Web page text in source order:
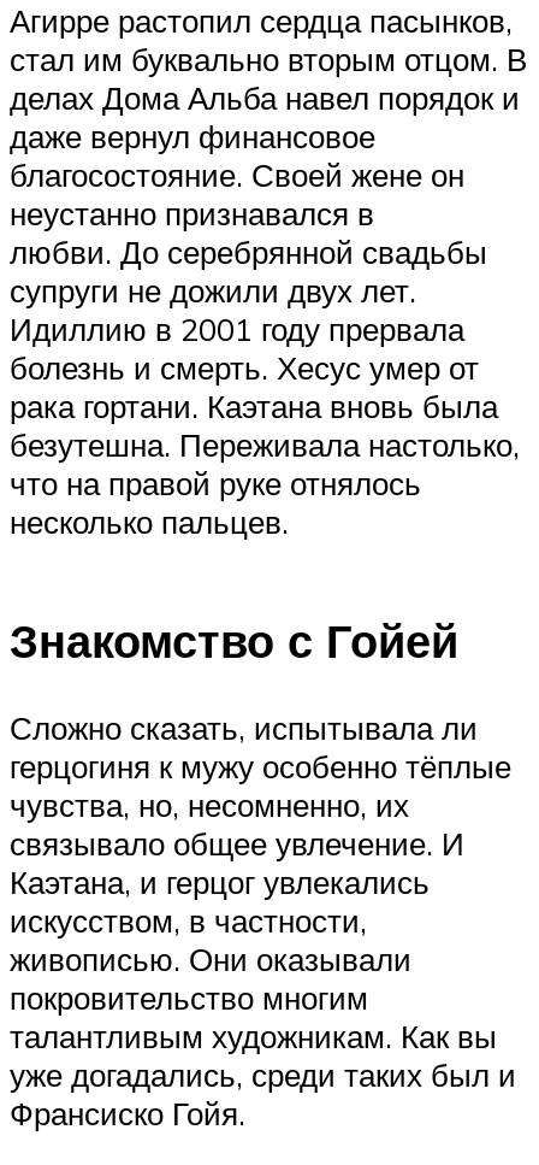
Агирре растопил сердца пасынков,
стал им буквально вторым отцом. В
делах Дома Альба навел порядок и
даже вернул финансовое
благосостояние. Своей жене он
неустанно признавался в
любви. До серебрянной свадьбы
супруги не дожили двух лет.
Идиллию в 2001 году прервала
болезнь и смерть. Хесус умер от
рака гортани. Каэтана вновь была
безутешна. Переживала настолько,
что на правой руке отнялось
несколько пальцев.
Знакомство с Гойей
Сложно сказать, испытывала ли
герцогиня к мужу особенно тёплые
чувства, но, несомненно, их
связывало общее увлечение. И
Каэтана, и герцог увлекались
искусством, в частности,
живописью. Они оказывали
покровительство многим
талантливым художникам. Как вы
уже догадались, среди таких был и
Франсиско Гойя.